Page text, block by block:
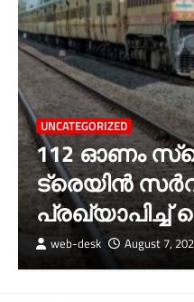
UNCATEGORIZED
112 ഓണം
ട്രെയിൻ
പ്രഖ്യാപിച്ച്
web-desk August 7,